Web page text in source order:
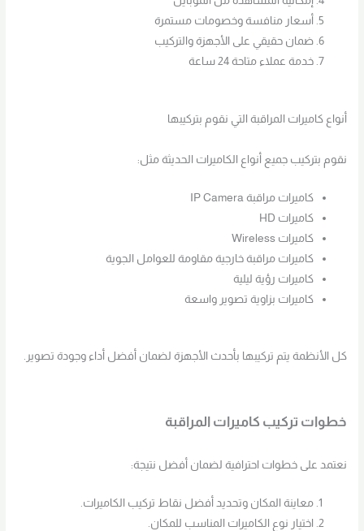
أسعار منافسة وخصومات مستمرة
ضمان حقيقي على الأجهزة والتركيب
خدمة عملاء متاحة 24 ساعة
أنواع كاميرات المراقبة التي نقوم بتركيبها
نقوم بتركيب جميع أنواع الكاميرات الحديثة مثل:
كاميرات مراقبة IP Camera
كاميرات HD
كاميرات Wireless
كاميرات مراقبة خارجية مقاومة للعوامل الجوية
كاميرات رؤية ليلية
كاميرات بزاوية تصوير واسعة
كل الأنظمة يتم تركيبها بأحدث الأجهزة لضمان أفضل أداء وجودة تصوير.
خطوات تركيب كاميرات المراقبة
نعتمد على خطوات احترافية لضمان أفضل نتيجة:
معاينة المكان وتحديد أفضل نقاط تركيب الكاميرات.
اختيار نوع الكاميرات المناسب للمكان.